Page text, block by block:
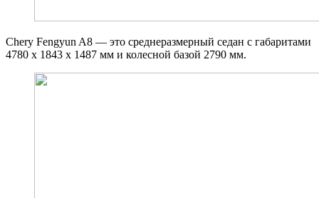
Chery Fengyun A8 — это среднеразмерный седан с габаритами
4780 х 1843 х 1487 мм и колесной базой 2790 мм.